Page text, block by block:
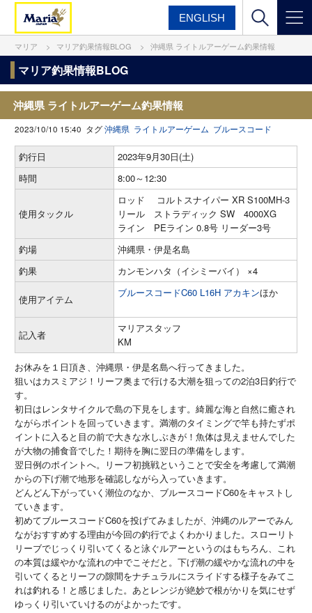
ENGLISH
マリア マリア釣果情報BLOG 沖縄県 ライトルアーゲーム釣果情報
マリア釣果情報BLOG
沖縄県 ライトルアーゲーム釣果情報
2023/10/10 15:40 タグ沖縄県 ライトルアーゲーム ブルースコード
釣行日
2023年9月30日(土)
時間
8:00～12:30
使用タックル
ロッド コルトスナイパー XR S100MH-3
リール ストラディック SW 4000XG
ライン PEライン 0.8号 リーダー3号
釣場
沖縄県・伊是名島
釣果
カンモンハタ（イシミーバイ） ×4
使用アイテム
ブルースコードC60 L16H アカキンほか
記入者
マリアスタッフ
KM
お休みを１日頂き、沖縄県・伊是名島へ行ってきました。
狙いはカスミアジ！リーフ奥まで行ける大潮を狙っての2泊3日釣行で
す。
初日はレンタサイクルで島の下見をします。綺麗な海と自然に癒され
ながらポイントを回っていきます。満潮のタイミングで竿も持たずポ
イントに入ると目の前で大きな水しぶきが！魚体は見えませんでした
が大物の捕食音でした！期待を胸に翌日の準備をします。
翌日例のポイントへ。リーフ初挑戦ということで安全を考慮して満潮
からの下げ潮で地形を確認しながら入っていきます。
どんどん下がっていく潮位のなか、ブルースコードC60をキャストし
ていきます。
初めてブルースコードC60を投げてみましたが、沖縄のルアーでみん
ながおすすめする理由が今回の釣行でよくわかりました。スローリト
リーブでじっくり引いてくると泳ぐルアーというのはもちろん、これ
の本質は緩やかな流れの中でこそだと。下げ潮の緩やかな流れの中を
引いてくるとリーフの隙間をナチュラルにスライドする様子をみてこ
れは釣れる！と感じました。あとレンジが絶妙で根がかりを気にせず
ゆっくり引いていけるのがよかったです。